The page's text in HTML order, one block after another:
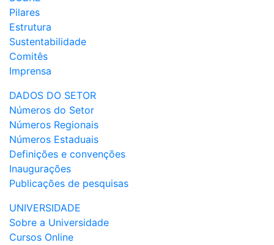
Pilares
Estrutura
Sustentabilidade
Comitês
Imprensa
DADOS DO SETOR
Números do Setor
Números Regionais
Números Estaduais
Definições e convenções
Inaugurações
Publicações de pesquisas
UNIVERSIDADE
Sobre a Universidade
Cursos Online